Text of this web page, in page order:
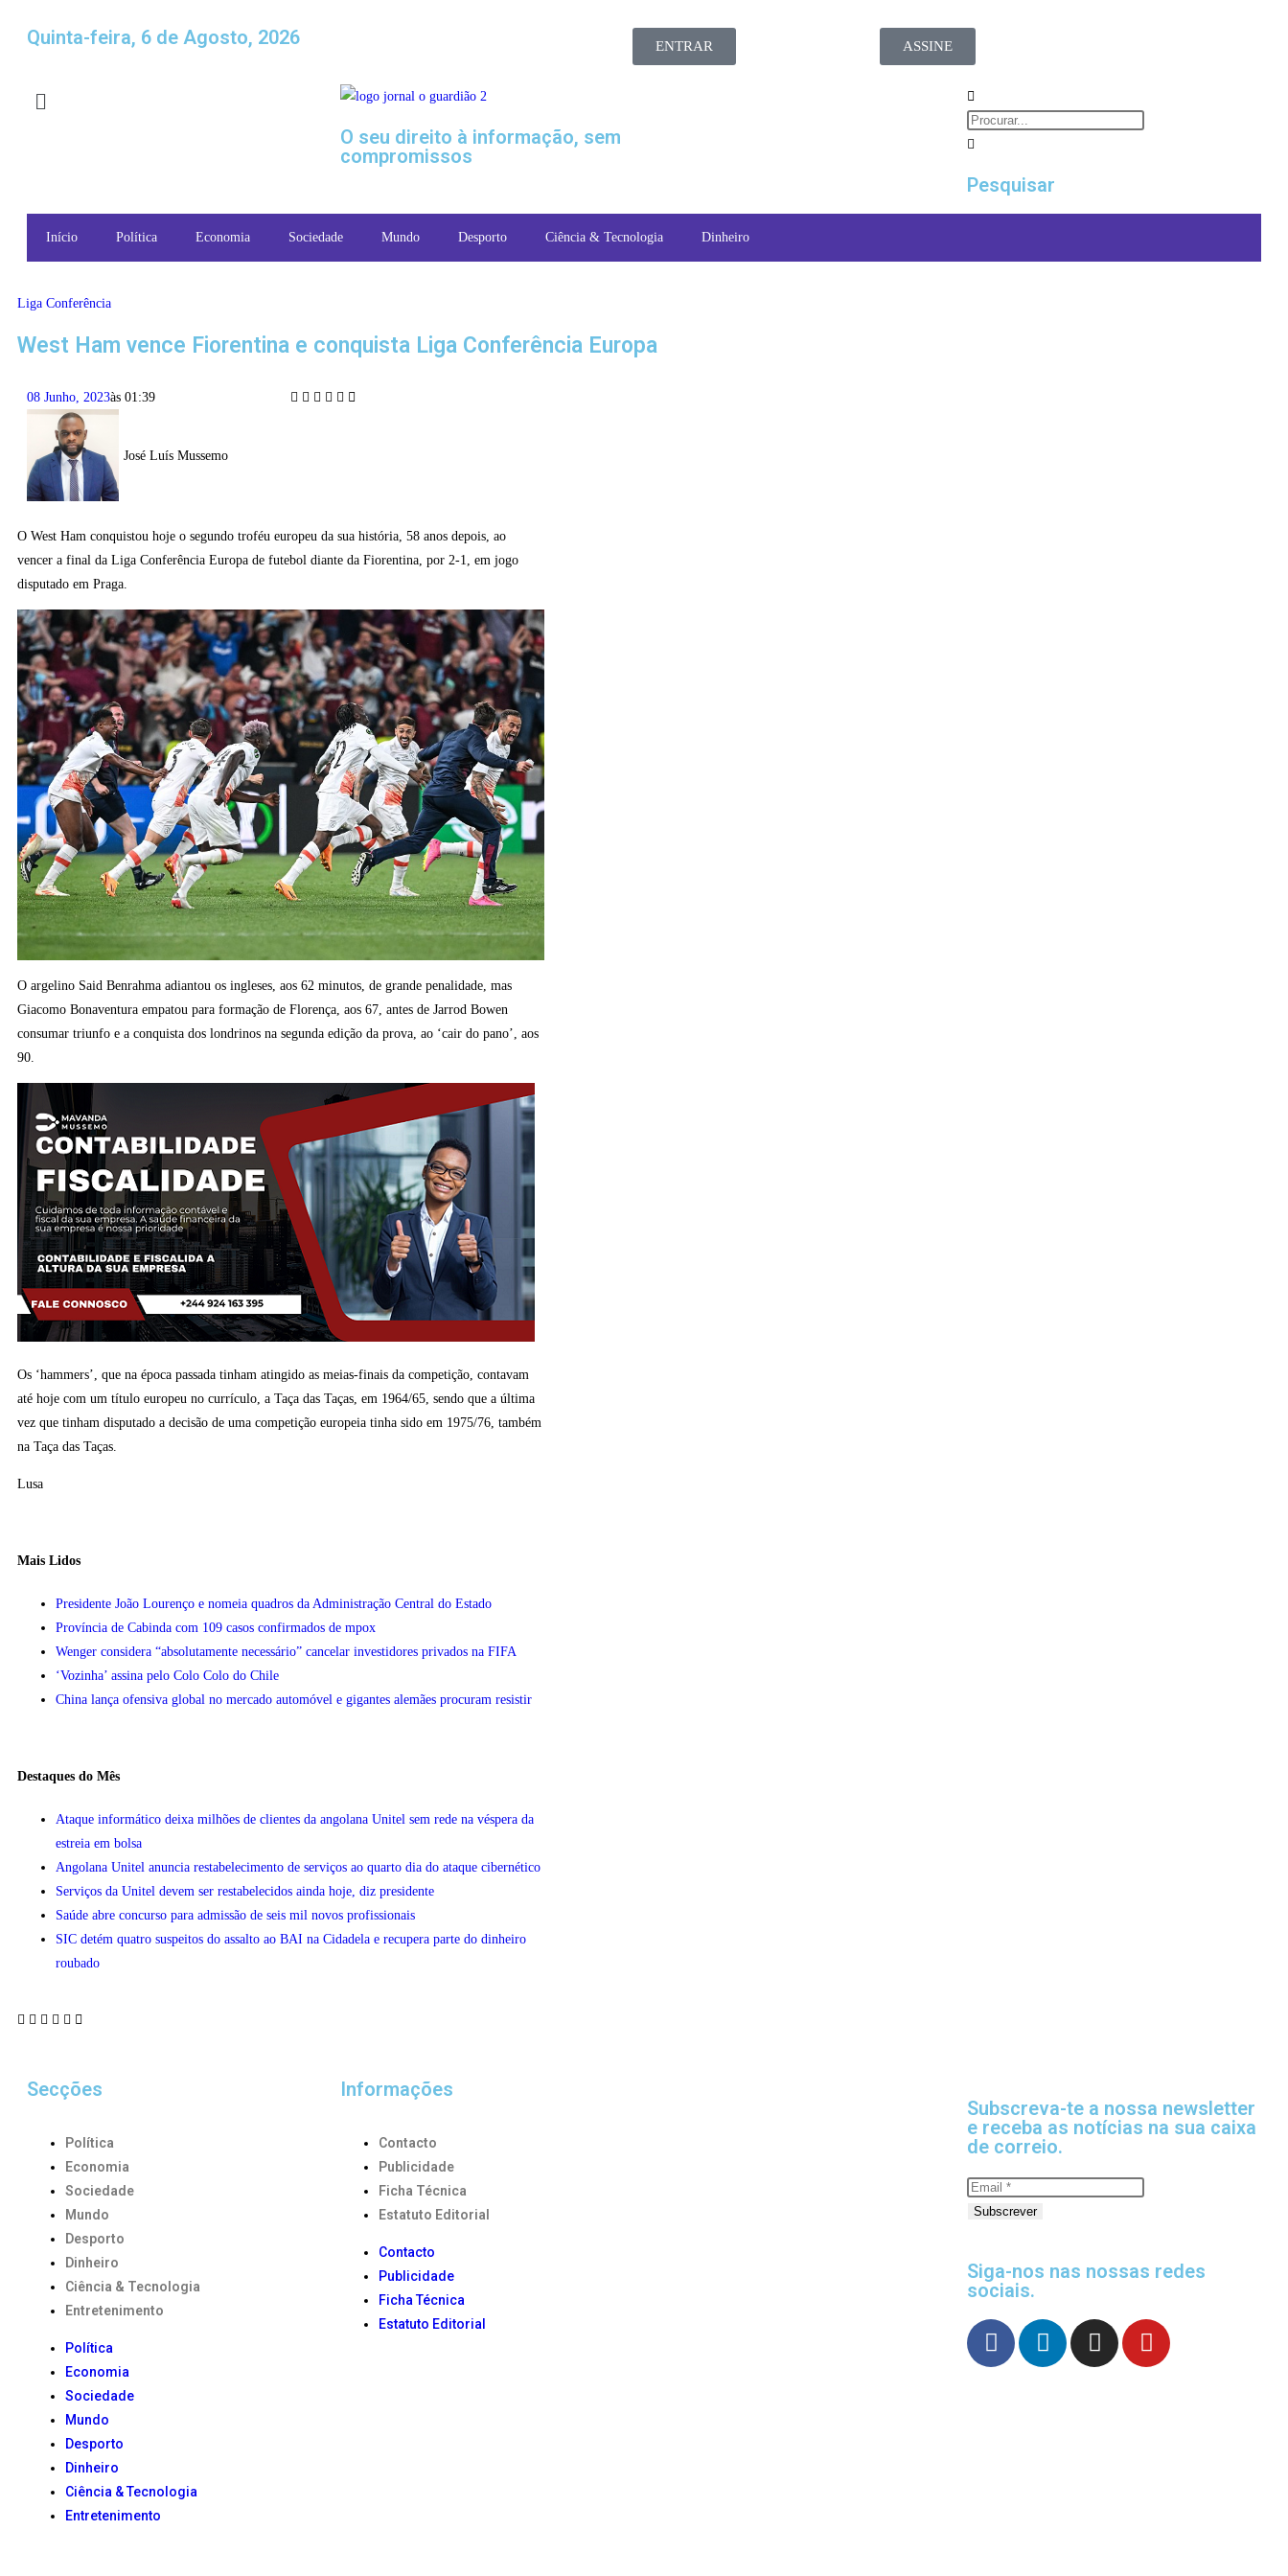
Quinta-feira, 6 de Agosto, 2026 ENTRAR ASSINE
O seu direito à informação, sem
compromissos
Pesquisar
Início Política Economia Sociedade Mundo Desporto Ciência & Tecnologia Dinheiro
Liga Conferência
West Ham vence Fiorentina e conquista Liga Conferência Europa
08 Junho, 2023às 01:39
José Luís Mussemo
O West Ham conquistou hoje o segundo troféu europeu da sua história, 58 anos depois, ao
vencer a final da Liga Conferência Europa de futebol diante da Fiorentina, por 2-1, em jogo
disputado em Praga.
O argelino Said Benrahma adiantou os ingleses, aos 62 minutos, de grande penalidade, mas
Giacomo Bonaventura empatou para formação de Florença, aos 67, antes de Jarrod Bowen
consumar triunfo e a conquista dos londrinos na segunda edição da prova, ao ‘cair do pano’, aos
90.
Os ‘hammers’, que na época passada tinham atingido as meias-finais da competição, contavam
até hoje com um título europeu no currículo, a Taça das Taças, em 1964/65, sendo que a última
vez que tinham disputado a decisão de uma competição europeia tinha sido em 1975/76, também
na Taça das Taças.
Lusa
Mais Lidos
Presidente João Lourenço e nomeia quadros da Administração Central do Estado
Província de Cabinda com 109 casos confirmados de mpox
Wenger considera “absolutamente necessário” cancelar investidores privados na FIFA
‘Vozinha’ assina pelo Colo Colo do Chile
China lança ofensiva global no mercado automóvel e gigantes alemães procuram resistir
Destaques do Mês
Ataque informático deixa milhões de clientes da angolana Unitel sem rede na véspera da
estreia em bolsa
Angolana Unitel anuncia restabelecimento de serviços ao quarto dia do ataque cibernético
Serviços da Unitel devem ser restabelecidos ainda hoje, diz presidente
Saúde abre concurso para admissão de seis mil novos profissionais
SIC detém quatro suspeitos do assalto ao BAI na Cidadela e recupera parte do dinheiro
roubado
Secções
Política
Economia
Sociedade
Mundo
Desporto
Dinheiro
Ciência & Tecnologia
Entretenimento
Política
Economia
Sociedade
Mundo
Desporto
Dinheiro
Ciência & Tecnologia
Entretenimento
Informações
Contacto
Publicidade
Ficha Técnica
Estatuto Editorial
Contacto
Publicidade
Ficha Técnica
Estatuto Editorial
Subscreva-te a nossa newsletter
e receba as notícias na sua caixa
de correio.
Subscrever
Siga-nos nas nossas redes
sociais.